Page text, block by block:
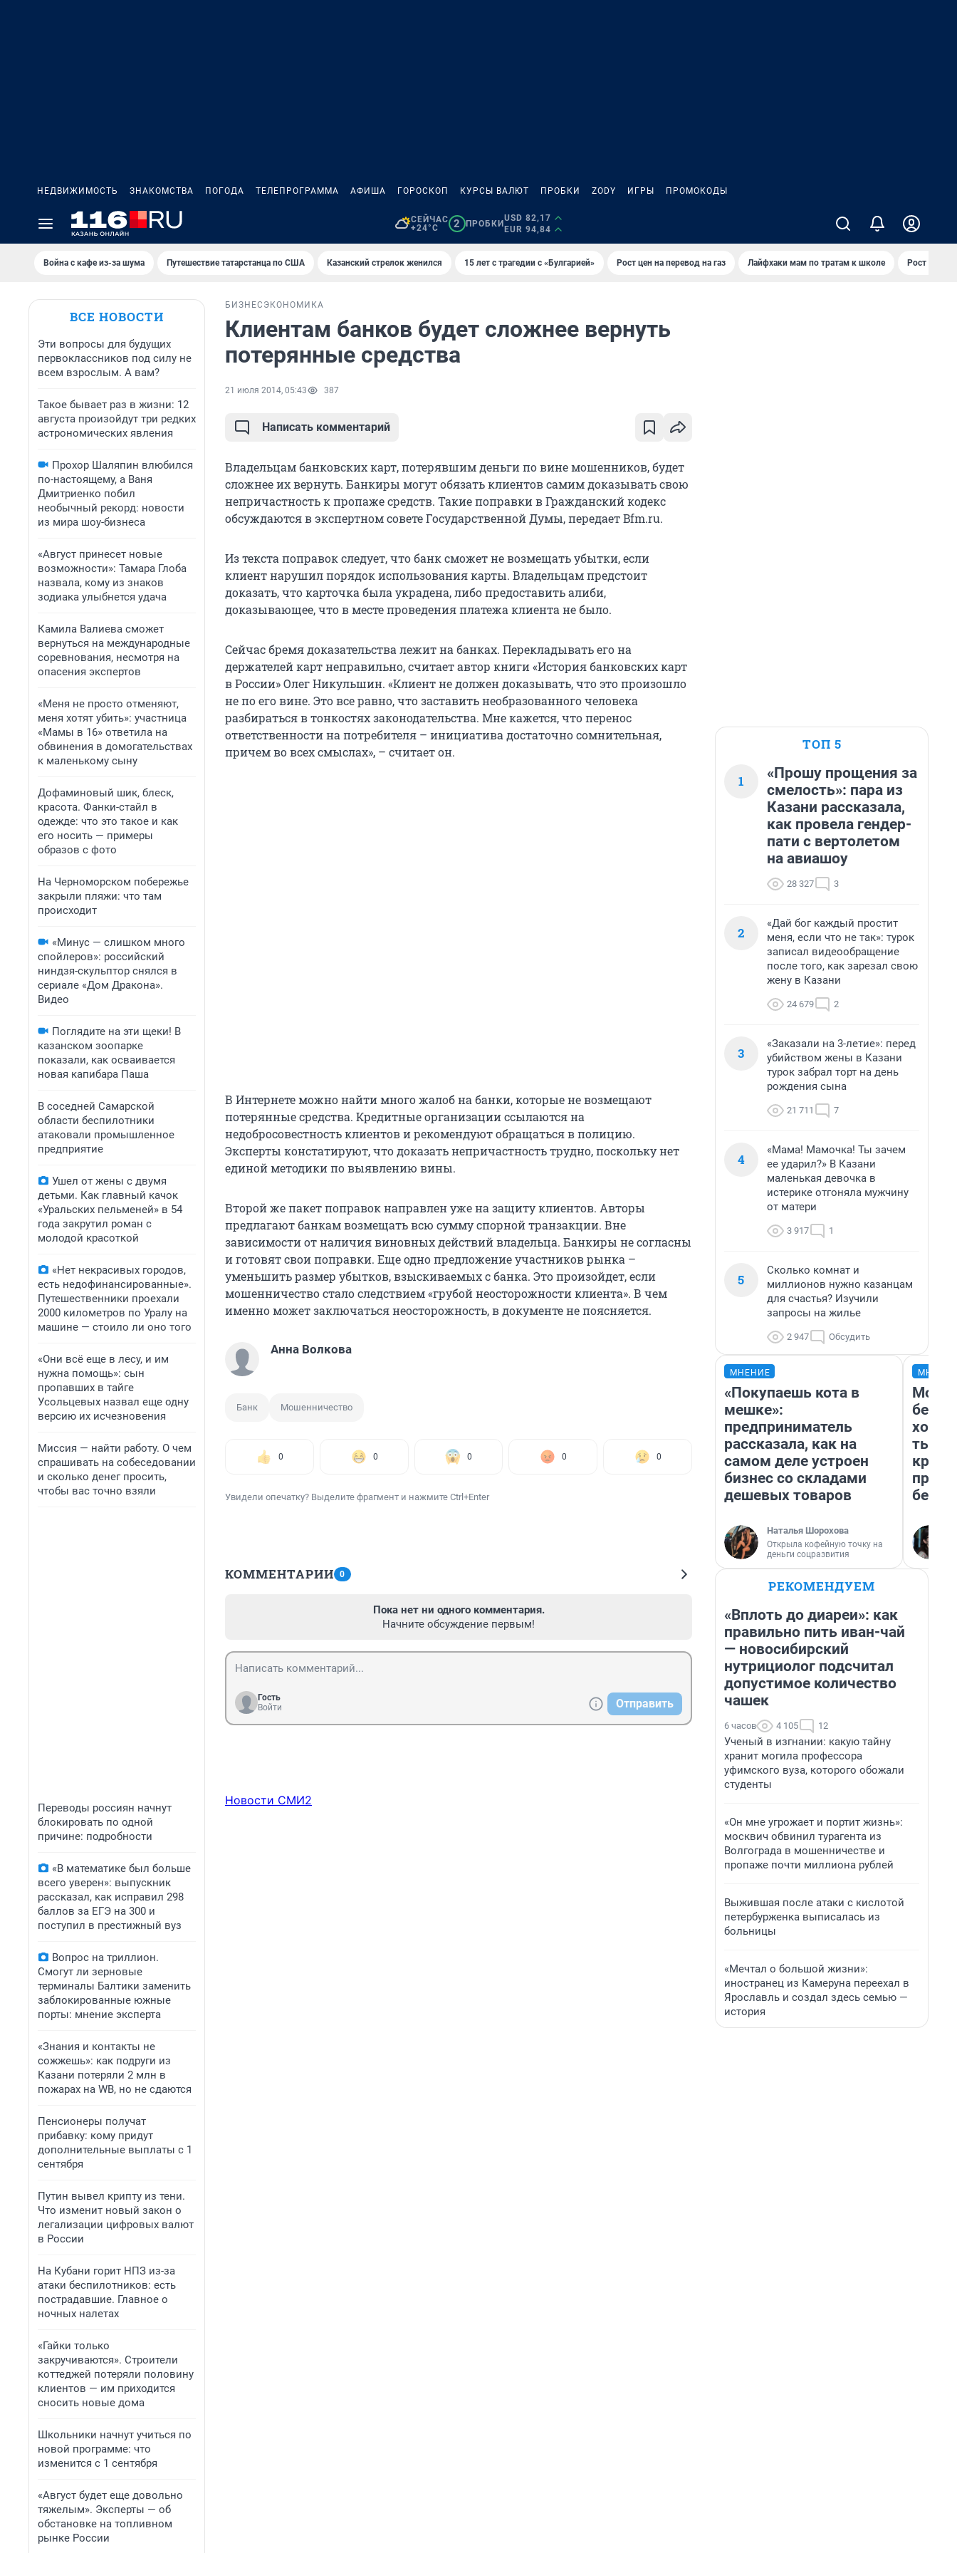
НЕДВИЖИМОСТЬ ЗНАКОМСТВА ПОГОДА ТЕЛЕПРОГРАММА АФИША ГОРОСКОП КУРСЫ ВАЛЮТ ПРОБКИ ZODY ИГРЫ ПРОМОКОДЫ
СЕЙЧАС
+24°C
2 ПРОБКИ
USD 82,17
EUR 94,84
Война с кафе из-за шума Путешествие татарстанца по США Казанский стрелок женился 15 лет с трагедии с «Булгарией» Рост цен на перевод на газ Лайфхаки мам по тратам к школе Рост цен на
ВСЕ НОВОСТИ
Эти вопросы для будущих
первоклассников под силу не
всем взрослым. А вам?
Такое бывает раз в жизни: 12
августа произойдут три редких
астрономических явления
Прохор Шаляпин влюбился
по-настоящему, а Ваня
Дмитриенко побил
необычный рекорд: новости
из мира шоу-бизнеса
«Август принесет новые
возможности»: Тамара Глоба
назвала, кому из знаков
зодиака улыбнется удача
Камила Валиева сможет
вернуться на международные
соревнования, несмотря на
опасения экспертов
«Меня не просто отменяют,
меня хотят убить»: участница
«Мамы в 16» ответила на
обвинения в домогательствах
к маленькому сыну
Дофаминовый шик, блеск,
красота. Фанки-стайл в
одежде: что это такое и как
его носить — примеры
образов с фото
На Черноморском побережье
закрыли пляжи: что там
происходит
«Минус — слишком много
спойлеров»: российский
ниндзя-скульптор снялся в
сериале «Дом Дракона».
Видео
Поглядите на эти щеки! В
казанском зоопарке
показали, как осваивается
новая капибара Паша
В соседней Самарской
области беспилотники
атаковали промышленное
предприятие
Ушел от жены с двумя
детьми. Как главный качок
«Уральских пельменей» в 54
года закрутил роман с
молодой красоткой
«Нет некрасивых городов,
есть недофинансированные».
Путешественники проехали
2000 километров по Уралу на
машине — стоило ли оно того
«Они всё еще в лесу, и им
нужна помощь»: сын
пропавших в тайге
Усольцевых назвал еще одну
версию их исчезновения
Миссия — найти работу. О чем
спрашивать на собеседовании
и сколько денег просить,
чтобы вас точно взяли
Переводы россиян начнут
блокировать по одной
причине: подробности
«В математике был больше
всего уверен»: выпускник
рассказал, как исправил 298
баллов за ЕГЭ на 300 и
поступил в престижный вуз
Вопрос на триллион.
Смогут ли зерновые
терминалы Балтики заменить
заблокированные южные
порты: мнение эксперта
«Знания и контакты не
сожжешь»: как подруги из
Казани потеряли 2 млн в
пожарах на WB, но не сдаются
Пенсионеры получат
прибавку: кому придут
дополнительные выплаты с 1
сентября
Путин вывел крипту из тени.
Что изменит новый закон о
легализации цифровых валют
в России
На Кубани горит НПЗ из-за
атаки беспилотников: есть
пострадавшие. Главное о
ночных налетах
«Гайки только
закручиваются». Строители
коттеджей потеряли половину
клиентов — им приходится
сносить новые дома
Школьники начнут учиться по
новой программе: что
изменится с 1 сентября
«Август будет еще довольно
тяжелым». Эксперты — об
обстановке на топливном
рынке России
БИЗНЕС ЭКОНОМИКА
Клиентам банков будет сложнее вернуть
потерянные средства
21 июля 2014, 05:43 387
Написать комментарий
Владельцам банковских карт, потерявшим деньги по вине мошенников, будет
сложнее их вернуть. Банкиры могут обязать клиентов самим доказывать свою
непричастность к пропаже средств. Такие поправки в Гражданский кодекс
обсуждаются в экспертном совете Государственной Думы, передает Bfm.ru.
Из текста поправок следует, что банк сможет не возмещать убытки, если
клиент нарушил порядок использования карты. Владельцам предстоит
доказать, что карточка была украдена, либо предоставить алиби,
доказывающее, что в месте проведения платежа клиента не было.
Сейчас бремя доказательства лежит на банках. Перекладывать его на
держателей карт неправильно, считает автор книги «История банковских карт
в России» Олег Никульшин. «Клиент не должен доказывать, что это произошло
не по его вине. Это все равно, что заставить необразованного человека
разбираться в тонкостях законодательства. Мне кажется, что перенос
ответственности на потребителя – инициатива достаточно сомнительная,
причем во всех смыслах», – считает он.
В Интернете можно найти много жалоб на банки, которые не возмещают
потерянные средства. Кредитные организации ссылаются на
недобросовестность клиентов и рекомендуют обращаться в полицию.
Эксперты констатируют, что доказать непричастность трудно, поскольку нет
единой методики по выявлению вины.
Второй же пакет поправок направлен уже на защиту клиентов. Авторы
предлагают банкам возмещать всю сумму спорной транзакции. Вне
зависимости от наличия виновных действий владельца. Банкиры не согласны
и готовят свои поправки. Еще одно предложение участников рынка –
уменьшить размер убытков, взыскиваемых с банка. Это произойдет, если
мошенничество стало следствием «грубой неосторожности клиента». В чем
именно может заключаться неосторожность, в документе не поясняется.
Анна Волкова
Банк Мошенничество
0 0 0 0 0
Увидели опечатку? Выделите фрагмент и нажмите Ctrl+Enter
КОММЕНТАРИИ 0
Пока нет ни одного комментария.
Начните обсуждение первым!
Гость
Войти
Отправить
Новости СМИ2
ТОП 5
1
«Прошу прощения за
смелость»: пара из
Казани рассказала,
как провела гендер-
пати с вертолетом
на авиашоу
28 327 3
2
«Дай бог каждый простит
меня, если что не так»: турок
записал видеообращение
после того, как зарезал свою
жену в Казани
24 679 2
3
«Заказали на 3-летие»: перед
убийством жены в Казани
турок забрал торт на день
рождения сына
21 711 7
4
«Мама! Мамочка! Ты зачем
ее ударил?» В Казани
маленькая девочка в
истерике отгоняла мужчину
от матери
3 917 1
5
Сколько комнат и
миллионов нужно казанцам
для счастья? Изучили
запросы на жилье
2 947 Обсудить
МНЕНИЕ
«Покупаешь кота в
мешке»:
предприниматель
рассказала, как на
самом деле устроен
бизнес со складами
дешевых товаров
Наталья Шорохова
Открыла кофейную точку на
деньги соцразвития
Мой
РЕКОМЕНДУЕМ
«Вплоть до диареи»: как
правильно пить иван-чай
— новосибирский
нутрициолог подсчитал
допустимое количество
чашек
6 часов 4 105 12
Ученый в изгнании: какую тайну
хранит могила профессора
уфимского вуза, которого обожали
студенты
«Он мне угрожает и портит жизнь»:
москвич обвинил турагента из
Волгограда в мошенничестве и
пропаже почти миллиона рублей
Выжившая после атаки с кислотой
петербурженка выписалась из
больницы
«Мечтал о большой жизни»:
иностранец из Камеруна переехал в
Ярославль и создал здесь семью —
история